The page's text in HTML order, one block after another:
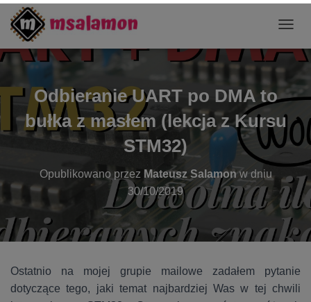
R
Ł
Ą
C
N
W
I
G
A
C
J
Odbieranie UART po DMA to
bułka z masłem (lekcja z Kursu
STM32)
Opublikowano przez Mateusz Salamonw dniu
30/10/2019
Ostatnio na mojej grupie mailowe zadałem pytanie
dotyczące tego, jaki temat najbardziej Was w tej chwili